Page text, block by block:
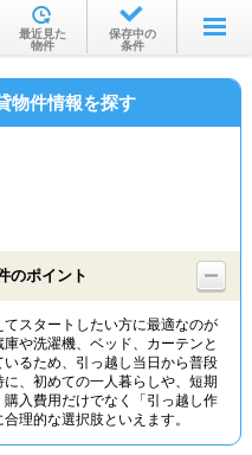
す
・駅から
特集から
最近見た
物件
保存中の
条件
物件情報を探す
のポイント
スタートしたい方に最適なのが
や洗濯機、ベッド、カーテンと
るため、引っ越し当日から普段
、初めての一人暮らしや、短期
入費用だけでなく「引っ越し作
理的な選択肢といえます。